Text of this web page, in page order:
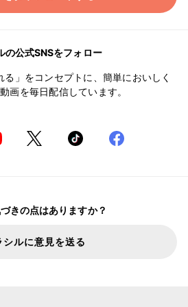
の公式SNSをフォロー
る」をコンセプトに、簡単においしく
画を毎日配信しています。
きの点はありますか？
シルに意見を送る